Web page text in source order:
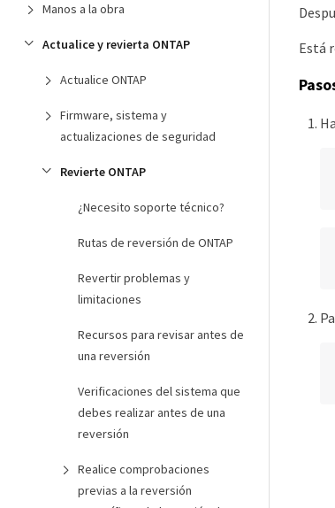
Manos a la obra
Actualice y revierta ONTAP
Actualice ONTAP
Firmware, sistema y
actualizaciones de seguridad
Revierte ONTAP
¿Necesito soporte técnico?
Rutas de reversión de ONTAP
Revertir problemas y
limitaciones
Recursos para revisar antes de
una reversión
Verificaciones del sistema que
debes realizar antes de una
reversión
Realice comprobaciones
previas a la reversión
Está